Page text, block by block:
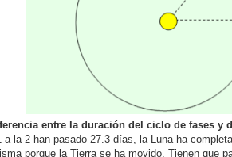
entre la duración del ciclo de fases y
a la 2 han pasado 27.3 días, la Luna ha
porque la Tierra se ha movido. Tienen que